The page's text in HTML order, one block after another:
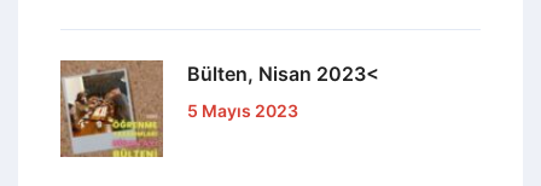
Bülten, Nisan 2023<
5 Mayıs 2023